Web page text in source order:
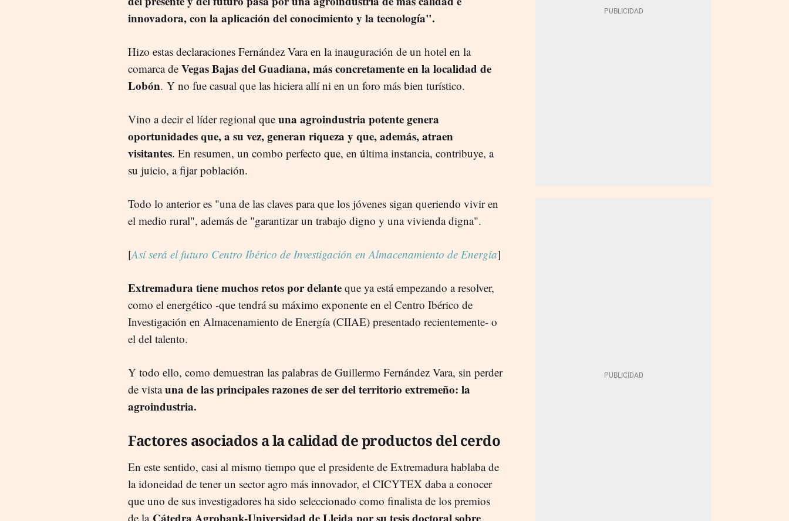
innovadora, con la aplicación del conocimiento y la tecnología".
Hizo estas declaraciones Fernández Vara en la inauguración de un hotel en la
comarca de Vegas Bajas del Guadiana, más concretamente en la localidad de
Lobón. Y no fue casual que las hiciera allí ni en un foro más bien turístico.
Vino a decir el líder regional que una agroindustria potente genera
oportunidades que, a su vez, generan riqueza y que, además, atraen
visitantes. En resumen, un combo perfecto que, en última instancia, contribuye, a
su juicio, a fijar población.
Todo lo anterior es "una de las claves para que los jóvenes sigan queriendo vivir en
el medio rural", además de "garantizar un trabajo digno y una vivienda digna".
[Así será el futuro Centro Ibérico de Investigación en Almacenamiento de Energía]
Extremadura tiene muchos retos por delante que ya está empezando a resolver,
como el energético -que tendrá su máximo exponente en el Centro Ibérico de
Investigación en Almacenamiento de Energía (CIIAE) presentado recientemente- o
el del talento.
Y todo ello, como demuestran las palabras de Guillermo Fernández Vara, sin perder
de vistauna de las principales razones de ser del territorio extremeño: la
agroindustria.
Factores asociados a la calidad de productos del cerdo
En este sentido, casi al mismo tiempo que el presidente de Extremadura hablaba de
la idoneidad de tener un sector agro más innovador, el CICYTEX daba a conocer
que uno de sus investigadores ha sido seleccionado como finalista de los premios
de la Cátedra Agrobank-Universidad de Lleida por su tesis doctoral sobre